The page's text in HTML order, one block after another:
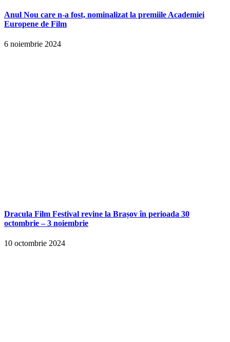
Anul Nou care n-a fost, nominalizat la premiile Academiei
Europene de Film
6 noiembrie 2024
Dracula Film Festival revine la Brașov în perioada 30
octombrie – 3 noiembrie
10 octombrie 2024